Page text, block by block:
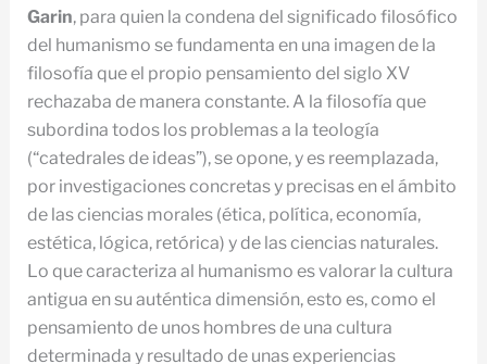
Garin, para quien la condena del significado filosófico
del humanismo se fundamenta en una imagen de la
filosofía que el propio pensamiento del siglo XV
rechazaba de manera constante. A la filosofía que
subordina todos los problemas a la teología
(“catedrales de ideas”), se opone, y es reemplazada,
por investigaciones concretas y precisas en el ámbito
de las ciencias morales (ética, política, economía,
estética, lógica, retórica) y de las ciencias naturales.
Lo que caracteriza al humanismo es valorar la cultura
antigua en su auténtica dimensión, esto es, como el
pensamiento de unos hombres de una cultura
determinada y resultado de unas experiencias